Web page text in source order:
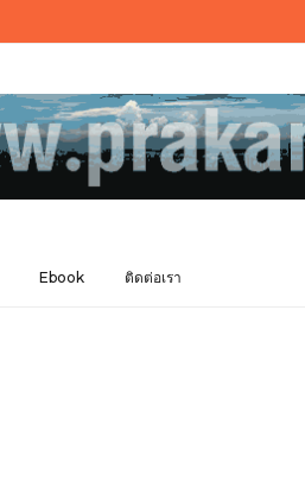
Ebook ติดต่อเรา